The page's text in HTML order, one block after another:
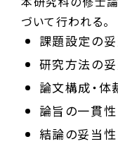
づいて行われる。
課題設定の
研究方法の
論文構成・
論旨の一貫性
結論の妥当性